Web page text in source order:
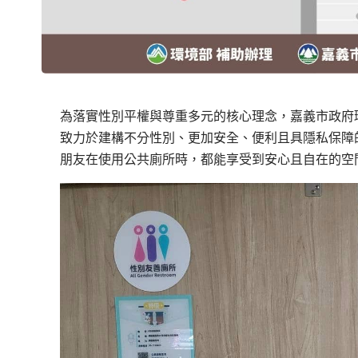
為落實性別平權與尊重多元的核心理念，嘉義市政
致力於建構不分性別、更加安全、便利且具隱私保
朋友在使用公共廁所時，都能享受到安心且自在的